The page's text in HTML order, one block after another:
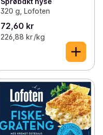
320 g, Lofoten
72,60 kr
226,88 kr /kg